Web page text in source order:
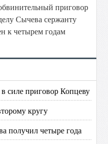
приговор
Сычева сержанту
к четырем годам
силе приговор Копцеву
кругу
получил четыре года